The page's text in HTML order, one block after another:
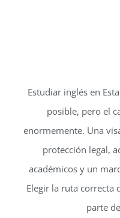
Estudiar inglés en
posible, pero el
enormemente. Una
protección legal,
académicos y un
Elegir la ruta correcta
parte